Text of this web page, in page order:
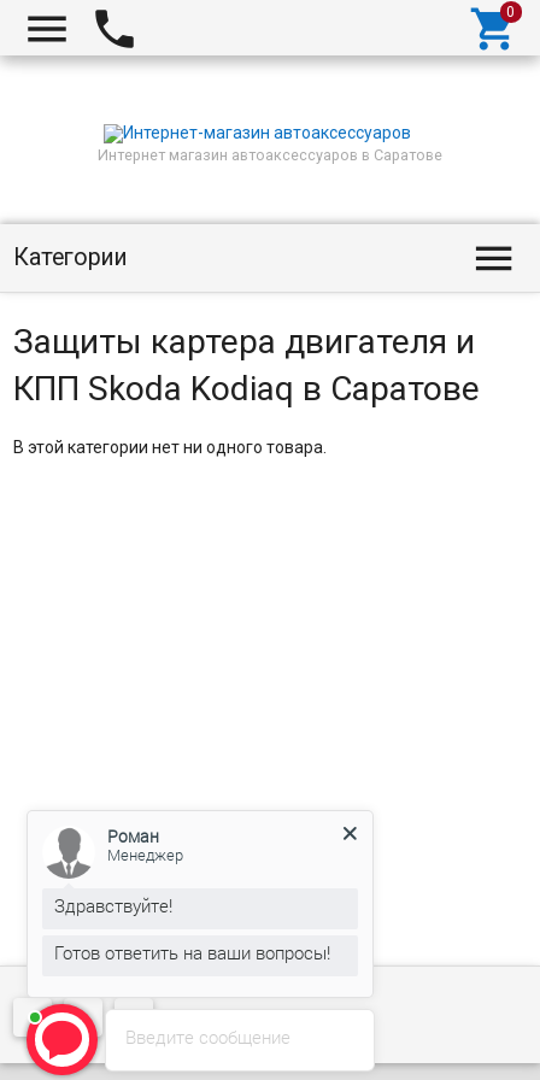
  
Интернет магазин автоаксессуаров в Саратове
Категории 
Защиты картера двигателя и
КПП Skoda Kodiaq в Саратове
В этой категории нет ни одного товара.
Введите сообщение
Роман
Менеджер
Здравствуйте!
Готов ответить на ваши вопросы!